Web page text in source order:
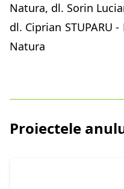
Natura, dl. Sorin
dl. Ciprian STUPARU
Natura
Proiectele